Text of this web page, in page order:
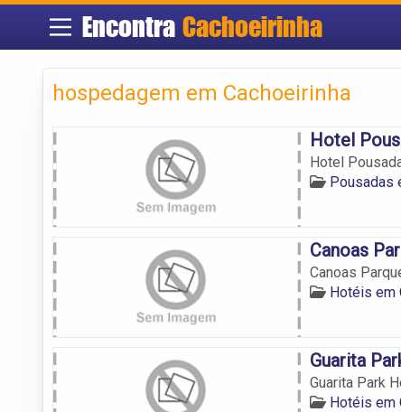
Encontra Cachoeirinha
hospedagem em Cachoeirinha
Hotel
Hotel
Pousadas
Canoas
Canoas
Hotéis em
Guarita
Guarita Park
Hotéis em